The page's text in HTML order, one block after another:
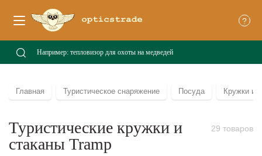
?
Главная Туристическое снаряжение Посуда Кружки и
Туристические кружки и
стаканы Tramp
29 товаров